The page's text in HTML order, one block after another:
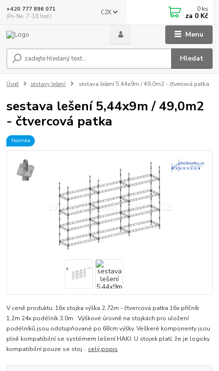
Menu
CZK
Hledat
+420 777 896 071
(Po-Ne, 7-18 hod.)
0 ks
za 0 Kč
Úvod sestavy lešení sestava lešení 5,44x9m / 49,0m2 - čtvercová patka
sestava lešení 5,44x9m / 49,0m2
- čtvercová patka
Novinka
V ceně produktu: 16x stojka výška 2,72m - čtvercová patka 16x příčník
1,2m 24x podélník 3,0m Výškové úrovně na stojkách pro uložení
podélníků jsou odstupňované po 68cm výšky. Veškeré komponenty jsou
plně kompatibilní se systémem lešení HAKI. U stojek platí, že je logicky
kompatibilní pouze se stoj... celý popis